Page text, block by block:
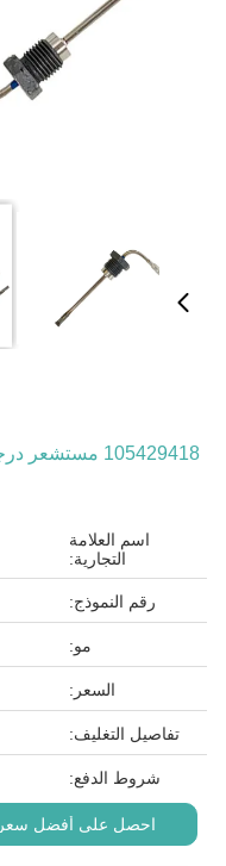
اسم العلامة
التجارية:
رقم النموذج:
مو:
السعر:
تفاصيل التغليف:
شروط الدفع:
احصل على أفضل سعر